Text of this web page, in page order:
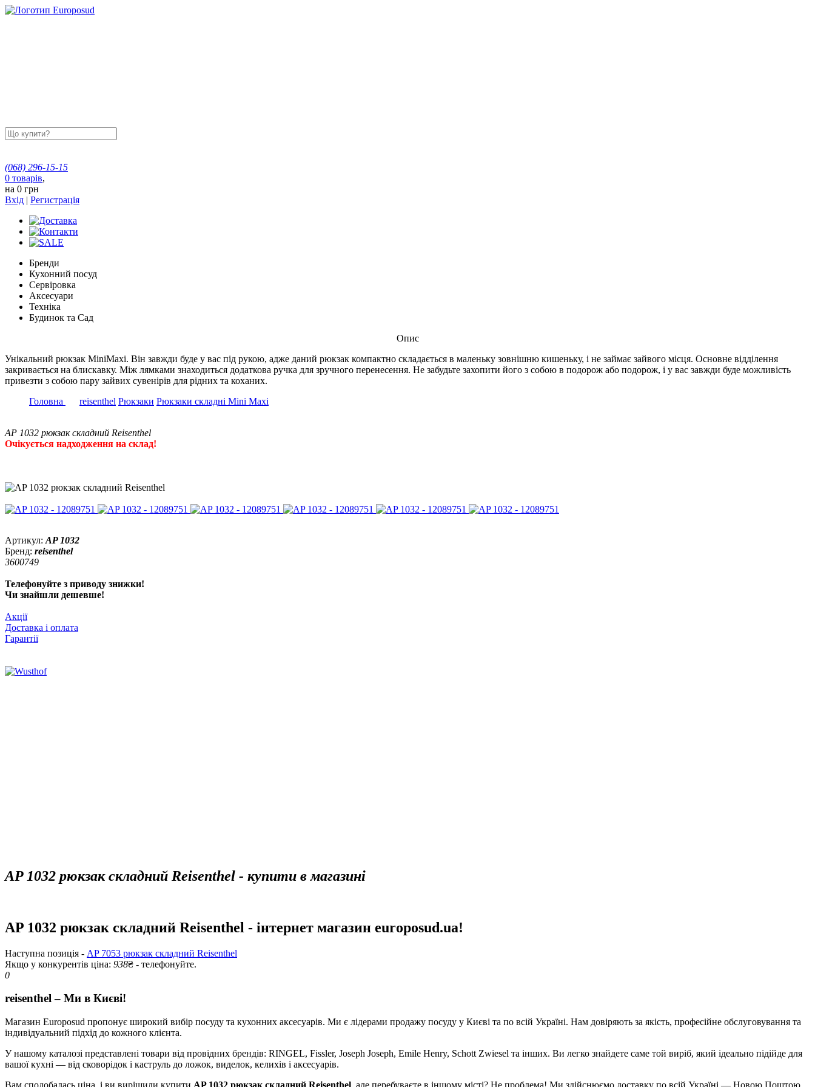
(068) 296-15-15
0 товарів,
на 0 грн
Вхід | Регистрація
Бренди
Кухонний посуд
Сервіровка
Аксесуари
Техніка
Будинок та Сад
Опис
Унікальний рюкзак MiniMaxi. Він завжди буде у вас під рукою, адже даний рюкзак компактно складається в маленьку зовнішню кишеньку, і не займає зайвого місця. Основне відділення
закривається на блискавку. Між лямками знаходиться додаткова ручка для зручного перенесення. Не забудьте захопити його з собою в подорож або подорож, і у вас завжди буде можливість
привезти з собою пару зайвих сувенірів для рідних та коханих.
Головна
reisenthel Рюкзаки Рюкзаки складні Mini Maxi
AP 1032 рюкзак складний Reisenthel
Очікується надходження на склад!
Артикул: AP 1032
Бренд: reisenthel
3600749
Телефонуйте з приводу знижки!
Чи знайшли дешевше!
Акції
Доставка і оплата
Гарантії
AP 1032 рюкзак складний Reisenthel - купити в магазині
AP 1032 рюкзак складний Reisenthel - інтернет магазин europosud.ua!
Наступна позиція - AP 7053 рюкзак складний Reisenthel
Якщо у конкурентів ціна: 938₴ - телефонуйте.
0
reisenthel – Ми в Києві!
Магазин Europosud пропонує широкий вибір посуду та кухонних аксесуарів. Ми є лідерами продажу посуду у Києві та по всій Україні. Нам довіряють за якість, професійне обслуговування та
індивідуальний підхід до кожного клієнта.
У нашому каталозі представлені товари від провідних брендів: RINGEL, Fissler, Joseph Joseph, Emile Henry, Schott Zwiesel та інших. Ви легко знайдете саме той виріб, який ідеально підійде для
вашої кухні — від сковорідок і каструль до ложок, виделок, келихів і аксесуарів.
Вам сподобалась ціна, і ви вирішили купити AP 1032 рюкзак складний Reisenthel , але перебуваєте в іншому місті? Не проблема! Ми здійснюємо доставку по всій Україні — Новою Поштою